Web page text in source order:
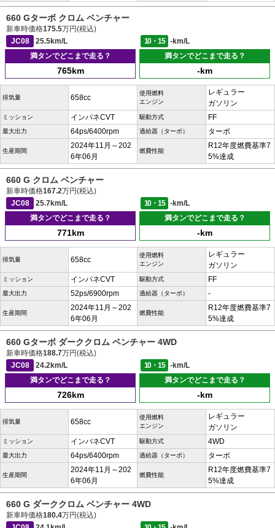
660 Gターボ クロム ベンチャー
新車時価格175.5万円(税込)
JC08
25.5km/L 10・15
-km/L
満タンでどこまで走る？
765km
満タンでどこまで走る？
-km
排気量 658cc
使用燃料
エンジン
レギュラー
ガソリン
ミッション インパネCVT 駆動方式 FF
最大出力 64ps/6400rpm 過給器（ターボ） ターボ
生産期間
2024年11月～202
6年06月
燃費性能
R12年度燃費基準7
5%達成
660 G クロム ベンチャー
新車時価格167.2万円(税込)
JC08
25.7km/L 10・15
-km/L
満タンでどこまで走る？
771km
満タンでどこまで走る？
-km
排気量 658cc
使用燃料
エンジン
レギュラー
ガソリン
ミッション インパネCVT 駆動方式 FF
最大出力 52ps/6900rpm 過給器（ターボ） -
生産期間
2024年11月～202
6年06月
燃費性能
R12年度燃費基準7
5%達成
660 Gターボ ダーククロム ベンチャー 4WD
新車時価格188.7万円(税込)
JC08
24.2km/L 10・15
-km/L
満タンでどこまで走る？
726km
満タンでどこまで走る？
-km
排気量 658cc
使用燃料
エンジン
レギュラー
ガソリン
ミッション インパネCVT 駆動方式 4WD
最大出力 64ps/6400rpm 過給器（ターボ） ターボ
生産期間
2024年11月～202
6年06月
燃費性能
R12年度燃費基準7
5%達成
660 G ダーククロム ベンチャー 4WD
新車時価格180.4万円(税込)